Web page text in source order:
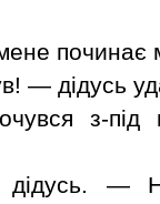
починає
— дідусь
з-під
—